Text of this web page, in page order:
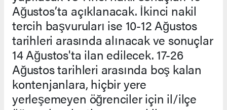
Ağustos’ta açıklanacak. İkinci nakil
tercih başvuruları ise 10-12 Ağustos
tarihleri arasında alınacak ve sonuçlar
14 Ağustos'ta ilan edilecek. 17-26
Ağustos tarihleri arasında boş kalan
kontenjanlara, hiçbir yere
yerleşemeyen öğrenciler için il/ilçe